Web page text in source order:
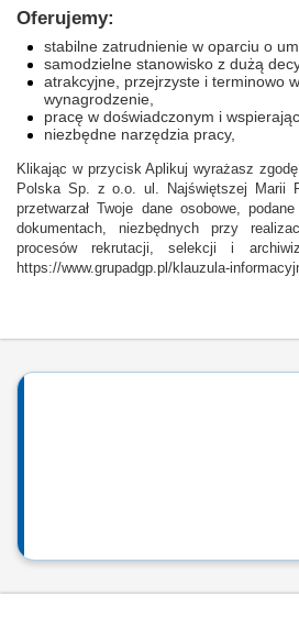
Oferujemy:
stabilne zatrudnienie w oparciu o
samodzielne stanowisko z dużą
atrakcyjne, przejrzyste i terminowo
wynagrodzenie,
pracę w doświadczonym i
niezbędne narzędzia pracy,
Klikając w przycisk Aplikuj wyrażasz
Polska Sp. z o.o. ul. Najświętszej Marii
przetwarzał Twoje dane osobowe,
dokumentach, niezbędnych przy
procesów rekrutacji, selekcji i
https://www.grupadgp.pl/klauzula-